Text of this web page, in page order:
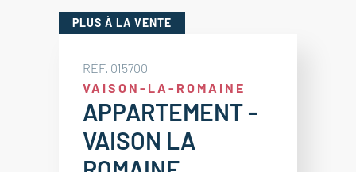
PLUS À LA VENTE
RÉF. 015700
VAISON-LA-ROMAINE
APPARTEMENT -
VAISON LA